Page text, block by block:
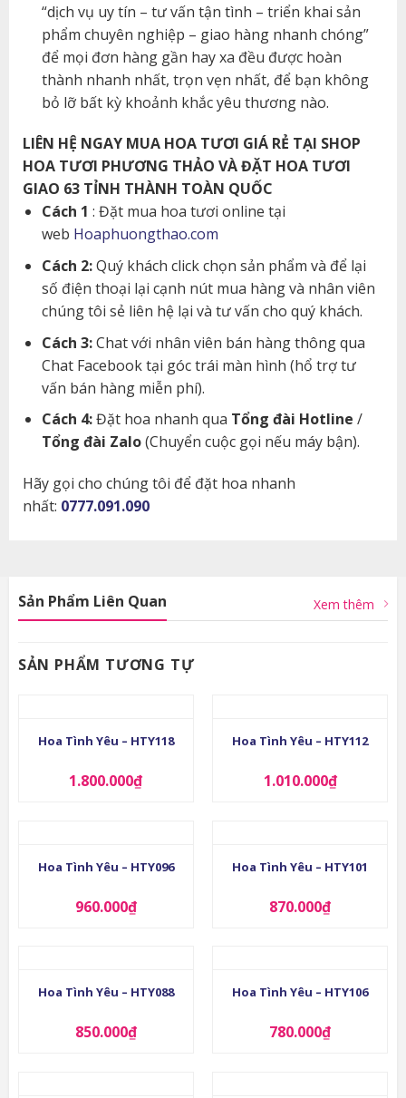
“dịch vụ uy tín – tư vấn tận tình – triển khai sản
phẩm chuyên nghiệp – giao hàng nhanh chóng”
để mọi đơn hàng gần hay xa đều được hoàn
thành nhanh nhất, trọn vẹn nhất, để bạn không
bỏ lỡ bất kỳ khoảnh khắc yêu thương nào.
LIÊN HỆ NGAY MUA HOA TƯƠI GIÁ RẺ TẠI SHOP
HOA TƯƠI PHƯƠNG THẢO VÀ ĐẶT HOA TƯƠI
GIAO 63 TỈNH THÀNH TOÀN QUỐC
Cách 1 : Đặt mua hoa tươi online tại
web Hoaphuongthao.com
Cách 2:Quý khách click chọn sản phẩm và để lại
số điện thoại lại cạnh nút mua hàng và nhân viên
chúng tôi sẻ liên hệ lại và tư vấn cho quý khách.
Cách 3:Chat với nhân viên bán hàng thông qua
Chat Facebook tại góc trái màn hình (hổ trợ tư
vấn bán hàng miễn phí).
Cách 4:Đặt hoa nhanh qua Tổng đài Hotline /
Tổng đài Zalo(Chuyển cuộc gọi nếu máy bận).
Hãy gọi cho chúng tôi để đặt hoa nhanh
nhất: 0777.091.090
Sản Phẩm Liên Quan Xem thêm
SẢN PHẨM TƯƠNG TỰ
Hoa Tình Yêu – HTY118
1.800.000₫
Hoa Tình Yêu – HTY112
1.010.000₫
Hoa Tình Yêu – HTY096
960.000₫
Hoa Tình Yêu – HTY101
870.000₫
Hoa Tình Yêu – HTY088
850.000₫
Hoa Tình Yêu – HTY106
780.000₫